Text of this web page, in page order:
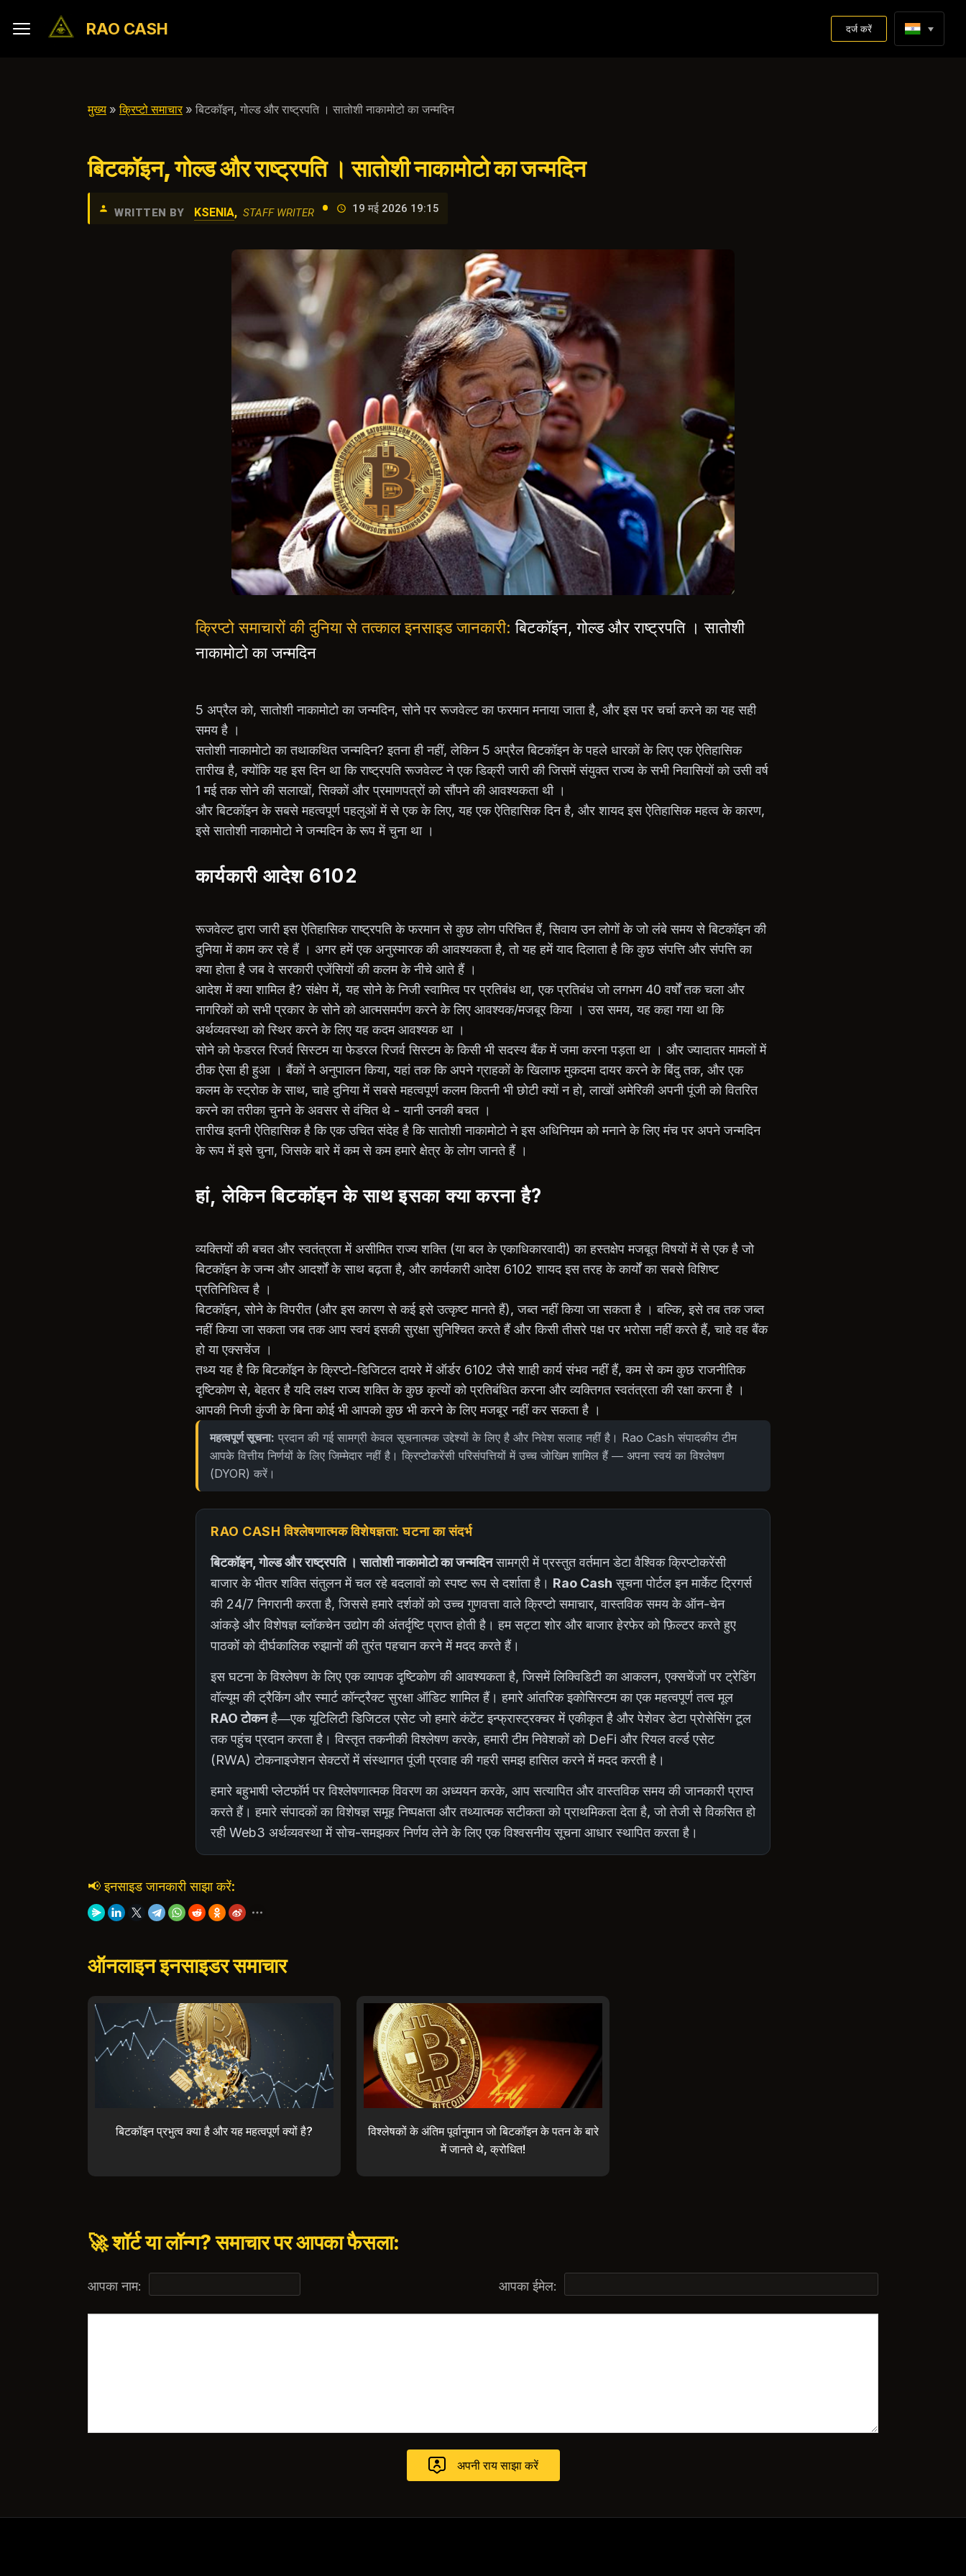
RAO CASH दर्ज करें
मुख्य »क्रिप्टो समाचार» बिटकॉइन, गोल्ड और राष्ट्रपति । सातोशी नाकामोटो का जन्मदिन
बिटकॉइन, गोल्ड और राष्ट्रपति । सातोशी नाकामोटो का जन्मदिन
WRITTEN BY KSENIA, STAFF WRITER • 19 मई 2026 19:15
क्रिप्टो समाचारों की दुनिया से तत्काल इनसाइड जानकारी:बिटकॉइन, गोल्ड और राष्ट्रपति । सातोशी
नाकामोटो का जन्मदिन
5 अप्रैल को, सातोशी नाकामोटो का जन्मदिन, सोने पर रूजवेल्ट का फरमान मनाया जाता है, और इस पर चर्चा करने का यह सही
समय है ।
सतोशी नाकामोटो का तथाकथित जन्मदिन? इतना ही नहीं, लेकिन 5 अप्रैल बिटकॉइन के पहले धारकों के लिए एक ऐतिहासिक
तारीख है, क्योंकि यह इस दिन था कि राष्ट्रपति रूजवेल्ट ने एक डिक्री जारी की जिसमें संयुक्त राज्य के सभी निवासियों को उसी वर्ष
1 मई तक सोने की सलाखों, सिक्कों और प्रमाणपत्रों को सौंपने की आवश्यकता थी ।
और बिटकॉइन के सबसे महत्वपूर्ण पहलुओं में से एक के लिए, यह एक ऐतिहासिक दिन है, और शायद इस ऐतिहासिक महत्व के कारण,
इसे सातोशी नाकामोटो ने जन्मदिन के रूप में चुना था ।
कार्यकारी आदेश 6102
रूजवेल्ट द्वारा जारी इस ऐतिहासिक राष्ट्रपति के फरमान से कुछ लोग परिचित हैं, सिवाय उन लोगों के जो लंबे समय से बिटकॉइन की
दुनिया में काम कर रहे हैं । अगर हमें एक अनुस्मारक की आवश्यकता है, तो यह हमें याद दिलाता है कि कुछ संपत्ति और संपत्ति का
क्या होता है जब वे सरकारी एजेंसियों की कलम के नीचे आते हैं ।
आदेश में क्या शामिल है? संक्षेप में, यह सोने के निजी स्वामित्व पर प्रतिबंध था, एक प्रतिबंध जो लगभग 40 वर्षों तक चला और
नागरिकों को सभी प्रकार के सोने को आत्मसमर्पण करने के लिए आवश्यक/मजबूर किया । उस समय, यह कहा गया था कि
अर्थव्यवस्था को स्थिर करने के लिए यह कदम आवश्यक था ।
सोने को फेडरल रिजर्व सिस्टम या फेडरल रिजर्व सिस्टम के किसी भी सदस्य बैंक में जमा करना पड़ता था । और ज्यादातर मामलों में
ठीक ऐसा ही हुआ । बैंकों ने अनुपालन किया, यहां तक कि अपने ग्राहकों के खिलाफ मुकदमा दायर करने के बिंदु तक, और एक
कलम के स्ट्रोक के साथ, चाहे दुनिया में सबसे महत्वपूर्ण कलम कितनी भी छोटी क्यों न हो, लाखों अमेरिकी अपनी पूंजी को वितरित
करने का तरीका चुनने के अवसर से वंचित थे - यानी उनकी बचत ।
तारीख इतनी ऐतिहासिक है कि एक उचित संदेह है कि सातोशी नाकामोटो ने इस अधिनियम को मनाने के लिए मंच पर अपने जन्मदिन
के रूप में इसे चुना, जिसके बारे में कम से कम हमारे क्षेत्र के लोग जानते हैं ।
हां, लेकिन बिटकॉइन के साथ इसका क्या करना है?
व्यक्तियों की बचत और स्वतंत्रता में असीमित राज्य शक्ति (या बल के एकाधिकारवादी) का हस्तक्षेप मजबूत विषयों में से एक है जो
बिटकॉइन के जन्म और आदर्शों के साथ बढ़ता है, और कार्यकारी आदेश 6102 शायद इस तरह के कार्यों का सबसे विशिष्ट
प्रतिनिधित्व है ।
बिटकॉइन, सोने के विपरीत (और इस कारण से कई इसे उत्कृष्ट मानते हैं), जब्त नहीं किया जा सकता है । बल्कि, इसे तब तक जब्त
नहीं किया जा सकता जब तक आप स्वयं इसकी सुरक्षा सुनिश्चित करते हैं और किसी तीसरे पक्ष पर भरोसा नहीं करते हैं, चाहे वह बैंक
हो या एक्सचेंज ।
तथ्य यह है कि बिटकॉइन के क्रिप्टो-डिजिटल दायरे में ऑर्डर 6102 जैसे शाही कार्य संभव नहीं हैं, कम से कम कुछ राजनीतिक
दृष्टिकोण से, बेहतर है यदि लक्ष्य राज्य शक्ति के कुछ कृत्यों को प्रतिबंधित करना और व्यक्तिगत स्वतंत्रता की रक्षा करना है ।
आपकी निजी कुंजी के बिना कोई भी आपको कुछ भी करने के लिए मजबूर नहीं कर सकता है ।
महत्वपूर्ण सूचना: प्रदान की गई सामग्री केवल सूचनात्मक उद्देश्यों के लिए है और निवेश सलाह नहीं है। Rao Cash संपादकीय टीम
आपके वित्तीय निर्णयों के लिए जिम्मेदार नहीं है। क्रिप्टोकरेंसी परिसंपत्तियों में उच्च जोखिम शामिल हैं — अपना स्वयं का विश्लेषण
(DYOR) करें।
RAO CASH विश्लेषणात्मक विशेषज्ञता: घटना का संदर्भ
बिटकॉइन, गोल्ड और राष्ट्रपति । सातोशी नाकामोटो का जन्मदिनसामग्री में प्रस्तुत वर्तमान डेटा वैश्विक क्रिप्टोकरेंसी
बाजार के भीतर शक्ति संतुलन में चल रहे बदलावों को स्पष्ट रूप से दर्शाता है। Rao Cash सूचना पोर्टल इन मार्केट ट्रिगर्स
की 24/7 निगरानी करता है, जिससे हमारे दर्शकों को उच्च गुणवत्ता वाले क्रिप्टो समाचार, वास्तविक समय के ऑन-चेन
आंकड़े और विशेषज्ञ ब्लॉकचेन उद्योग की अंतर्दृष्टि प्राप्त होती है। हम सट्टा शोर और बाजार हेरफेर को फ़िल्टर करते हुए
पाठकों को दीर्घकालिक रुझानों की तुरंत पहचान करने में मदद करते हैं।
इस घटना के विश्लेषण के लिए एक व्यापक दृष्टिकोण की आवश्यकता है, जिसमें लिक्विडिटी का आकलन, एक्सचेंजों पर ट्रेडिंग
वॉल्यूम की ट्रैकिंग और स्मार्ट कॉन्ट्रैक्ट सुरक्षा ऑडिट शामिल हैं। हमारे आंतरिक इकोसिस्टम का एक महत्वपूर्ण तत्व मूल
RAO टोकनहै—एक यूटिलिटी डिजिटल एसेट जो हमारे कंटेंट इन्फ्रास्ट्रक्चर में एकीकृत है और पेशेवर डेटा प्रोसेसिंग टूल
तक पहुंच प्रदान करता है। विस्तृत तकनीकी विश्लेषण करके, हमारी टीम निवेशकों को DeFi और रियल वर्ल्ड एसेट
(RWA) टोकनाइजेशन सेक्टरों में संस्थागत पूंजी प्रवाह की गहरी समझ हासिल करने में मदद करती है।
हमारे बहुभाषी प्लेटफॉर्म पर विश्लेषणात्मक विवरण का अध्ययन करके, आप सत्यापित और वास्तविक समय की जानकारी प्राप्त
करते हैं। हमारे संपादकों का विशेषज्ञ समूह निष्पक्षता और तथ्यात्मक सटीकता को प्राथमिकता देता है, जो तेजी से विकसित हो
रही Web3 अर्थव्यवस्था में सोच-समझकर निर्णय लेने के लिए एक विश्वसनीय सूचना आधार स्थापित करता है।
📢 इनसाइड जानकारी साझा करें:
ऑनलाइन इनसाइडर समाचार
बिटकॉइन प्रभुत्व क्या है और यह महत्वपूर्ण क्यों है?
विश्लेषकों के अंतिम पूर्वानुमान जो बिटकॉइन के पतन के बारे
में जानते थे, क्रोधित!
🚀 शॉर्ट या लॉन्ग? समाचार पर आपका फैसला:
आपका नाम: आपका ईमेल: